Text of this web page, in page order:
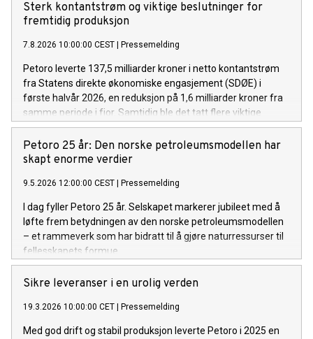
Sterk kontantstrøm og viktige beslutninger for
fremtidig produksjon
7.8.2026 10:00:00 CEST Pressemelding
Petoro leverte 137,5 milliarder kroner i netto kontantstrøm
fra Statens direkte økonomiske engasjement (SDØE) i
første halvår 2026, en reduksjon på 1,6 milliarder kroner fra
samme periode i fjor. Samtidig ble det tatt flere viktige
prosjektbeslutninger som vil bidra til økt produksjon og
langsiktig verdiskaping ved å utnytte eksisterende
infrastruktur på norsk sokkel.
Petoro 25 år: Den norske petroleumsmodellen har
skapt enorme verdier
9.5.2026 12:00:00 CEST Pressemelding
I dag fyller Petoro 25 år. Selskapet markerer jubileet med å
løfte frem betydningen av den norske petroleumsmodellen
– et rammeverk som har bidratt til å gjøre naturressurser til
fellesskapets formue.
Sikre leveranser i en urolig verden
19.3.2026 10:00:00 CET Pressemelding
Med god drift og stabil produksjon leverte Petoro i 2025 en